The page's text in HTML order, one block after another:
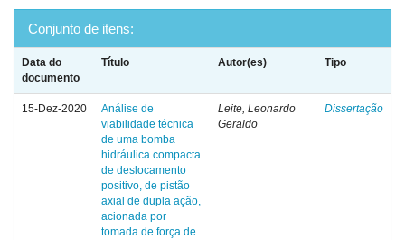
Conjunto de itens:
Data do
documento
Título Autor(es) Tipo
15-Dez-2020
Análise de
viabilidade técnica
de uma bomba
hidráulica compacta
de deslocamento
positivo, de pistão
axial de dupla ação,
acionada por
tomada de força de
Leite, Leonardo
Geraldo
Dissertação